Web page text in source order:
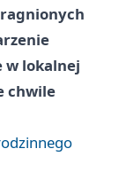
w lokalnej
chwile